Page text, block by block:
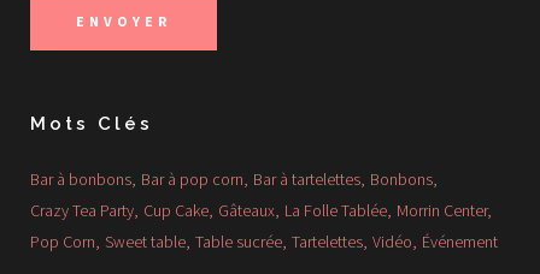
Mots Clés
Bar à bonbons Bar à pop corn Bar à tartelettes Bonbons
Crazy Tea Party Cup Cake Gâteaux La Folle Tablée Morrin Center
Pop Corn Sweet table Table sucrée Tartelettes Vidéo Événement